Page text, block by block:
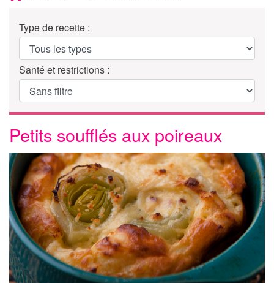
Type de recette :
Santé et restrictions :
Petits soufflés aux poireaux